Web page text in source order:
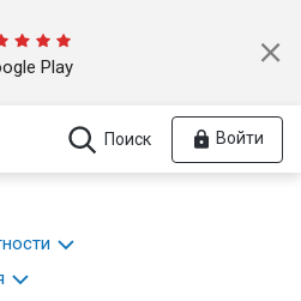
Play
Поиск Войти